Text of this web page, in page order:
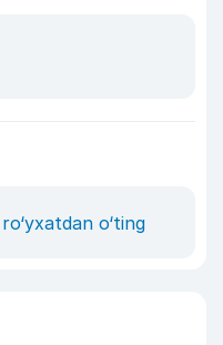
ro‘yxatdan o‘ting